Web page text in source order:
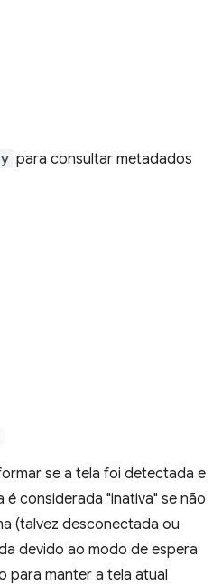
para consultar metadados
se a tela foi detectada e
é considerada "inativa" se não
(talvez desconectada ou
devido ao modo de espera
para manter a tela atual